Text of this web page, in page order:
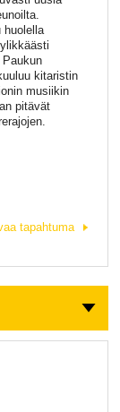
kitaristin
musiikin
pitävät
tapahtuma